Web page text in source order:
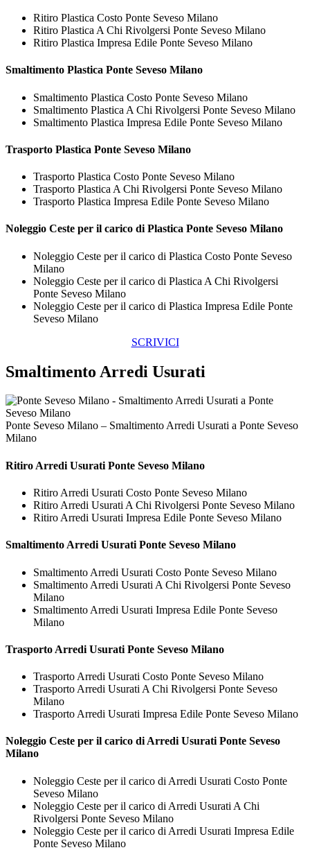
Ritiro Plastica Costo Ponte Seveso Milano
Ritiro Plastica A Chi Rivolgersi Ponte Seveso Milano
Ritiro Plastica Impresa Edile Ponte Seveso Milano
Smaltimento Plastica Ponte Seveso Milano
Smaltimento Plastica Costo Ponte Seveso Milano
Smaltimento Plastica A Chi Rivolgersi Ponte Seveso Milano
Smaltimento Plastica Impresa Edile Ponte Seveso Milano
Trasporto Plastica Ponte Seveso Milano
Trasporto Plastica Costo Ponte Seveso Milano
Trasporto Plastica A Chi Rivolgersi Ponte Seveso Milano
Trasporto Plastica Impresa Edile Ponte Seveso Milano
Noleggio Ceste per il carico di Plastica Ponte Seveso Milano
Noleggio Ceste per il carico di Plastica Costo Ponte Seveso
Milano
Noleggio Ceste per il carico di Plastica A Chi Rivolgersi
Ponte Seveso Milano
Noleggio Ceste per il carico di Plastica Impresa Edile Ponte
Seveso Milano
SCRIVICI
Smaltimento Arredi Usurati
Ponte Seveso Milano – Smaltimento Arredi Usurati a Ponte Seveso
Milano
Ritiro Arredi Usurati Ponte Seveso Milano
Ritiro Arredi Usurati Costo Ponte Seveso Milano
Ritiro Arredi Usurati A Chi Rivolgersi Ponte Seveso Milano
Ritiro Arredi Usurati Impresa Edile Ponte Seveso Milano
Smaltimento Arredi Usurati Ponte Seveso Milano
Smaltimento Arredi Usurati Costo Ponte Seveso Milano
Smaltimento Arredi Usurati A Chi Rivolgersi Ponte Seveso
Milano
Smaltimento Arredi Usurati Impresa Edile Ponte Seveso
Milano
Trasporto Arredi Usurati Ponte Seveso Milano
Trasporto Arredi Usurati Costo Ponte Seveso Milano
Trasporto Arredi Usurati A Chi Rivolgersi Ponte Seveso
Milano
Trasporto Arredi Usurati Impresa Edile Ponte Seveso Milano
Noleggio Ceste per il carico di Arredi Usurati Ponte Seveso
Milano
Noleggio Ceste per il carico di Arredi Usurati Costo Ponte
Seveso Milano
Noleggio Ceste per il carico di Arredi Usurati A Chi
Rivolgersi Ponte Seveso Milano
Noleggio Ceste per il carico di Arredi Usurati Impresa Edile
Ponte Seveso Milano